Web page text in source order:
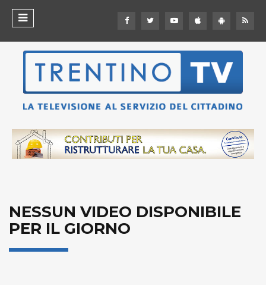
NESSUN VIDEO DISPONIBILE
PER IL GIORNO